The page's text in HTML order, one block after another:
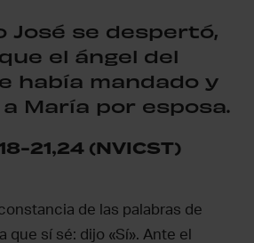
José se despertó,
el ángel del
había mandado y
María por esposa.
21,24 (NVICST)
de las palabras de
que sí sé: dijo «Sí». Ante el